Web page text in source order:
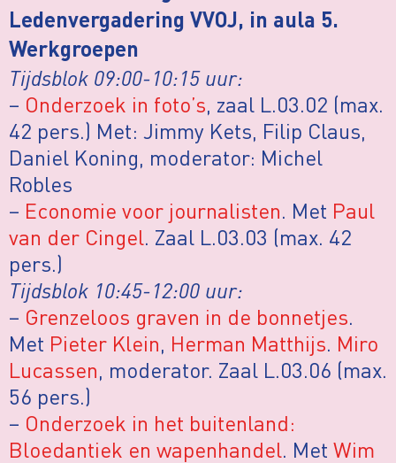
Ledenvergadering VVOJ, in aula 5.
Werkgroepen
Tijdsblok 09:00-10:15 uur:
– Onderzoek in foto’s, zaal L.03.02 (max.
42 pers.) Met: Jimmy Kets, Filip Claus,
Daniel Koning, moderator: Michel
Robles
– Economie voor journalisten. Met Paul
van der Cingel. Zaal L.03.03 (max. 42
pers.)
Tijdsblok 10:45-12:00 uur:
– Grenzeloos graven in de bonnetjes.
Met Pieter Klein, Herman Matthijs. Miro
Lucassen, moderator. Zaal L.03.06 (max.
56 pers.)
– Onderzoek in het buitenland:
Bloedantiek en wapenhandel. Met Wim